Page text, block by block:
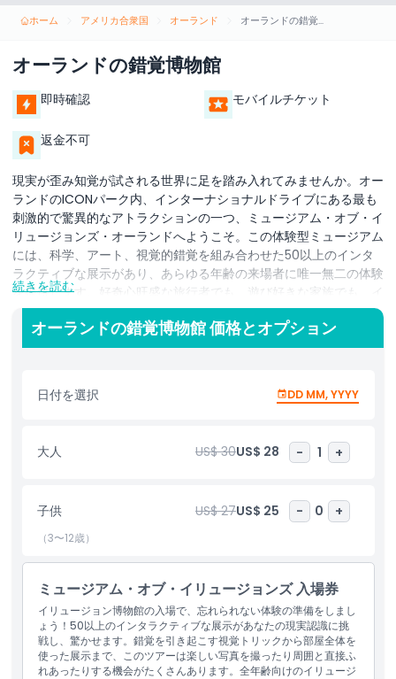
ホーム アメリカ合衆国 オーランド オーランドの錯覚博物館
オーランドの錯覚博物館
即時確認 モバイルチケット
返金不可
現実が歪み知覚が試される世界に足を踏み入れてみませんか。オー
ランドのICONパーク内、インターナショナルドライブにある最も
刺激的で驚異的なアトラクションの一つ、ミュージアム・オブ・イ
リュージョンズ・オーランドへようこそ。この体験型ミュージアム
には、科学、アート、視覚的錯覚を組み合わせた50以上のインタ
ラクティブな展示があり、あらゆる年齢の来場者に唯一無二の体験
を提供します。好奇心旺盛な旅行者でも、遊び好きな家族でも、イ
ンスタグラム愛好家でも、ミュージアム・オブ・イリュージョン
ズ・オーランドは何時間でも楽しめるエンターテインメントと魅力
的な発見を提供します。床が回っているように感じるボルテック
ルテッド・ルームなど、思考を混乱させる部屋を探検してくださ
い。インフィニティルームで驚くような写真を撮り、エイムズルー
まざまな視覚トリックに驚嘆してください。ミュージアムの隅々が
インスタ映えする写真スポットや、笑いと感嘆を共有する瞬間の機
マパークから車で数分の場所にあるミュージアム・オブ・イリュー
ジョンズは、インターナショナルドライブで楽しめるスポットを探
している人にとって完璧な立ち寄り先です。屋内型のこのアトラク
えたいなら、ミュージアム・オブ・イリュージョンズ・オーランド
は誰にとっても楽しさと学び、そしてたくさんの視覚的トリックを
約束する必訪の目的地です。
続きを読む
オーランドの錯覚博物館 価格とオプション
日付を選択 DD MM, YYYY
大人 US$ 30US$ 28 - 1 +
子供 US$ 27US$ 25 - 0 +
（3〜12歳）
ミュージアム・オブ・イリュージョンズ 入場券
イリュージョン博物館の入場で、忘れられない体験の準備をしまし
ょう！50以上のインタラクティブな展示があなたの現実認識に挑
戦し、驚かせます。錯覚を引き起こす視覚トリックから部屋全体を
使った展示まで、このツアーは楽しい写真を撮ったり周囲と直接ふ
れあったりする機会がたくさんあります。全年齢向けのイリュージ